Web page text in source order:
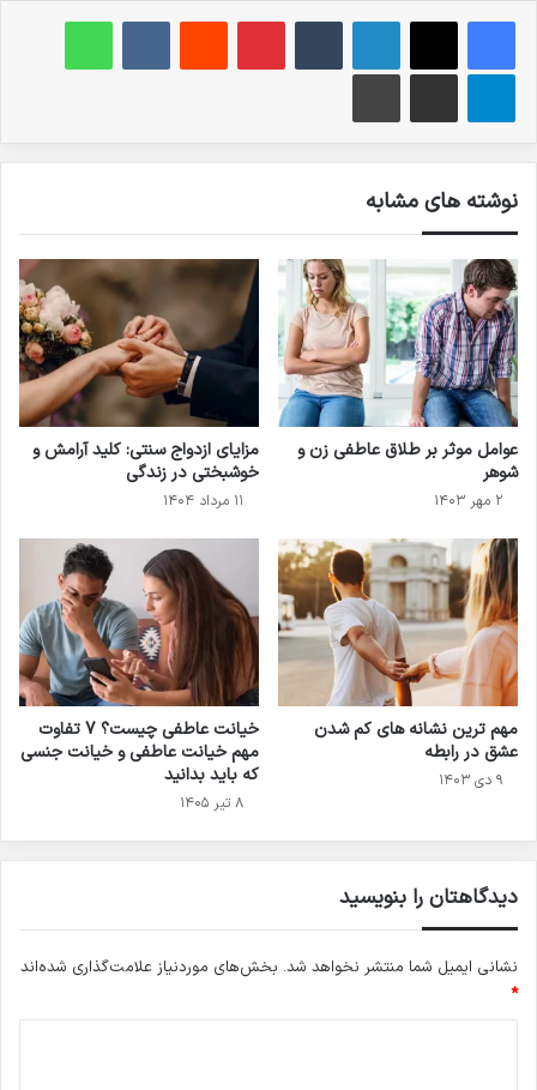
فیس بوک X لینکدین ‫تامبلر ‫پین‌ترست‫رددیت ‫VKontakteواتس آپ
تلگرام اشتراک گذاری از طریق ایمیل چاپ
نوشته های مشابه
عوامل موثر بر طلاق عاطفی زن و
شوهر
۲ مهر ۱۴۰۳
مزایای ازدواج سنتی: کلید آرامش و
خوشبختی در زندگی
۱۱ مرداد ۱۴۰۴
مهم ترین نشانه های کم شدن
عشق در رابطه
۹ دی ۱۴۰۳
خیانت عاطفی چیست؟ 7 تفاوت
مهم خیانت عاطفی و خیانت جنسی
که باید بدانید
۸ تیر ۱۴۰۵
دیدگاهتان را بنویسید
نشانی ایمیل شما منتشر نخواهد شد. بخش‌های موردنیاز علامت‌گذاری شده‌اند
*